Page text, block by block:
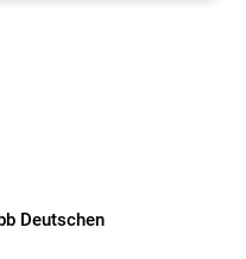
Deutschen